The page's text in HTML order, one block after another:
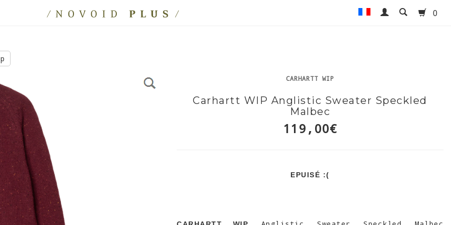
0
CARHARTT WIP
Carhartt WIP Anglistic Sweater Speckled
Malbec
119,00€
EPUISÉ :(